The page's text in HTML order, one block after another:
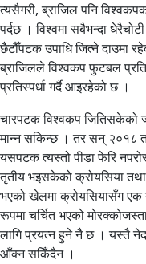
त्यसैगरी, ब्राजिल पनि
पर्दछ । विश्वमा सबैभन्दा
छैटौँपटक उपाधि जित्ने दाउमा
ब्राजिलले विश्वकप फुटबल
प्रतिस्पर्धा गर्दै आइरहेको छ ।
चारपटक विश्वकप जितिसकेको
मान्न सकिन्छ । तर सन् २०१८
यसपटक त्यस्तो पीडा फेरि
तृतीय भइसकेको क्रोयसिया
भएको खेलमा क्रोयसियासँग एक
रूपमा चर्चित भएको
लागि प्रयत्न हुने नै छ । यस्तै
आँक्न सकिँदैन ।